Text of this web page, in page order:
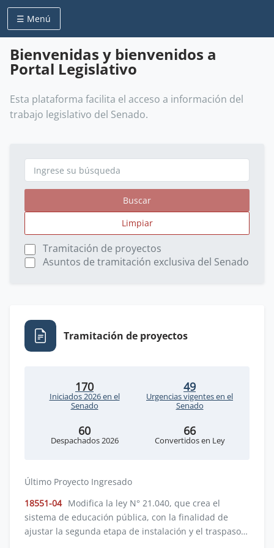
☰ Menú
Bienvenidas y bienvenidos a
Portal Legislativo
Esta plataforma facilita el acceso a información del
trabajo legislativo del Senado.
Buscar
Limpiar
Tramitación de proyectos
Asuntos de tramitación exclusiva del Senado
Tramitación de proyectos
170
Iniciados 2026 en el
Senado
49
Urgencias vigentes en el
Senado
60
Despachados 2026
66
Convertidos en Ley
Último Proyecto Ingresado
18551-04 Modifica la ley N° 21.040, que crea el
sistema de educación pública, con la finalidad de
ajustar la segunda etapa de instalación y el traspaso